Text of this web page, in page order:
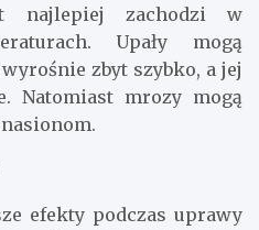
najlepiej zachodzi w
Upały mogą
zbyt szybko, a jej
Natomiast mrozy mogą
efekty podczas uprawy